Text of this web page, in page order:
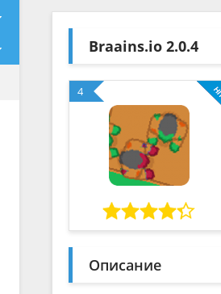
Braains.io 2.0.4
4
Описание